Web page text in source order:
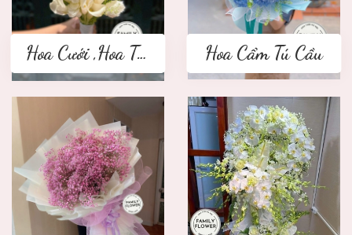
Hoa Cưới ,Hoa Tay Cầm Cô Dâu Hoa Cẩm Tú Cầu